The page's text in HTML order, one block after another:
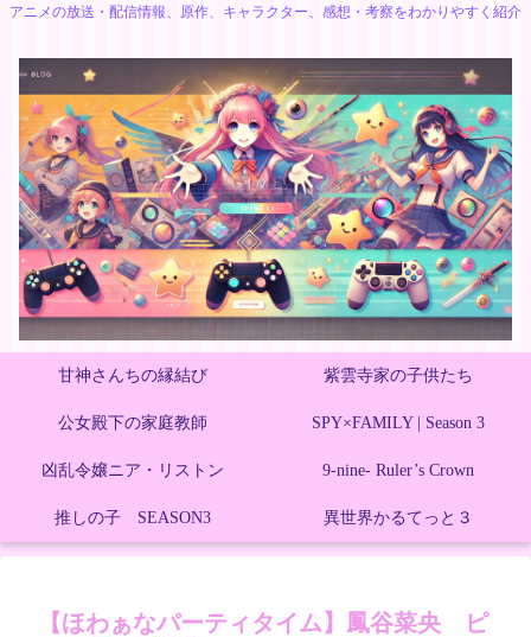
アニメの放送・配信情報、原作、キャラクター、感想・考察をわかりやすく紹介
甘神さんちの縁結び 紫雲寺家の子供たち
公女殿下の家庭教師 SPY×FAMILY | Season 3
凶乱令嬢ニア・リストン 9-nine- Ruler’s Crown
推しの子 SEASON3 異世界かるてっと３
【ほわぁなパーティタイム】鳳谷菜央 ピ